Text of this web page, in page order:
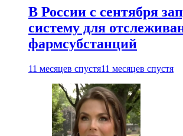
В России с сентября
систему для
фармсубстанций
11 месяцев спустя11 месяцев спустя